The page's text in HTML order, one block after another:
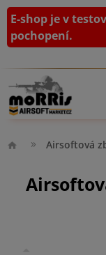
E-shop je v
pochopení.
Airsoftová